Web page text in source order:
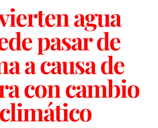
agua
pasar de
a causa de
con cambio
climático